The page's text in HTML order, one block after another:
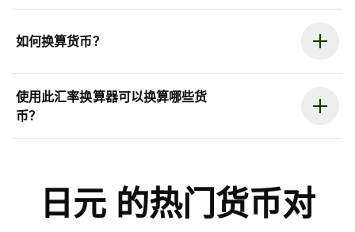
如何换算货币？
使用此汇率换算器可以换算哪些货
币？
日元 的热门货币对